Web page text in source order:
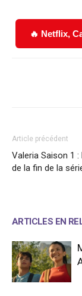
🔥 Netflix,
Article précédent
Valeria Saison 1 :
de la fin de la
ARTICLES EN